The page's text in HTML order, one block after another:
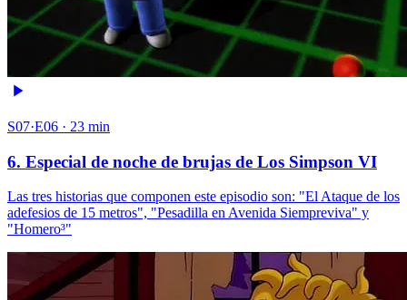
S07·E06 · 23 min
6. Especial de noche de brujas de Los Simpson VI
Las tres historias que componen este episodio son: "El Ataque de los
adefesios de 15 metros", "Pesadilla en Avenida Siempreviva" y
"Homero³"